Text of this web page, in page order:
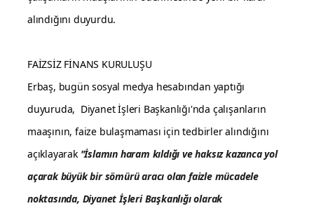
alındığını duyurdu.
FAİZSİZ FİNANS KURULUŞU
Erbaş, bugün sosyal medya hesabından yaptığı
duyuruda, Diyanet İşleri Başkanlığı'nda çalışanların
maaşının, faize bulaşmaması için tedbirler alındığını
açıklayarak "İslamın haram kıldığı ve haksız kazanca yol
açarak büyük bir sömürü aracı olan faizle mücadele
noktasında, Diyanet İşleri Başkanlığı olarak